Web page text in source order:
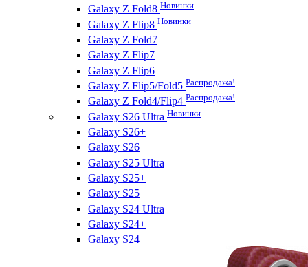
Galaxy Z Fold8 Новинки
Galaxy Z Flip8 Новинки
Galaxy Z Fold7
Galaxy Z Flip7
Galaxy Z Flip6
Galaxy Z Flip5/Fold5 Распродажа!
Galaxy Z Fold4/Flip4 Распродажа!
Galaxy S26 Ultra Новинки
Galaxy S26+
Galaxy S26
Galaxy S25 Ultra
Galaxy S25+
Galaxy S25
Galaxy S24 Ultra
Galaxy S24+
Galaxy S24